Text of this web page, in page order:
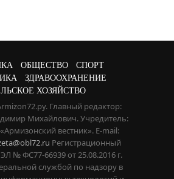
ОБЩЕСТВО
СПОРТ
ЗДРАВООХРАНЕНИЕ
ХОЗЯЙСТВО
Главный редактор:
Михайлович. Учредитель:
вестник». E-mail:
Регистрационный
№ ФС77-66939 от 25.08.2016 г.
службой по надзору в